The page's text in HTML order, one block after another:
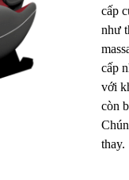
cấp
như
cấp
với
còn
thay.